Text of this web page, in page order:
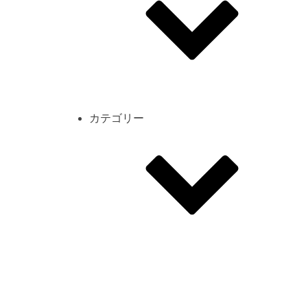
カテゴリー